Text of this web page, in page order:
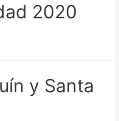
2020
y Santa